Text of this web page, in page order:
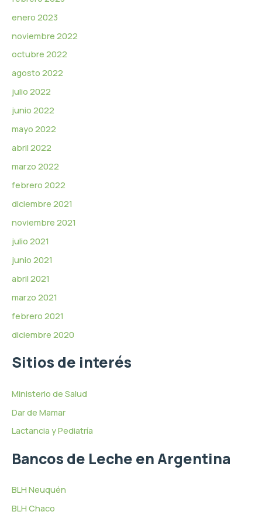
enero 2023
noviembre 2022
octubre 2022
agosto 2022
julio 2022
junio 2022
mayo 2022
abril 2022
marzo 2022
febrero 2022
diciembre 2021
noviembre 2021
julio 2021
junio 2021
abril 2021
marzo 2021
febrero 2021
diciembre 2020
Sitios de interés
Ministerio de Salud
Dar de Mamar
Lactancia y Pediatría
Bancos de Leche en Argentina
BLH Neuquén
BLH Chaco